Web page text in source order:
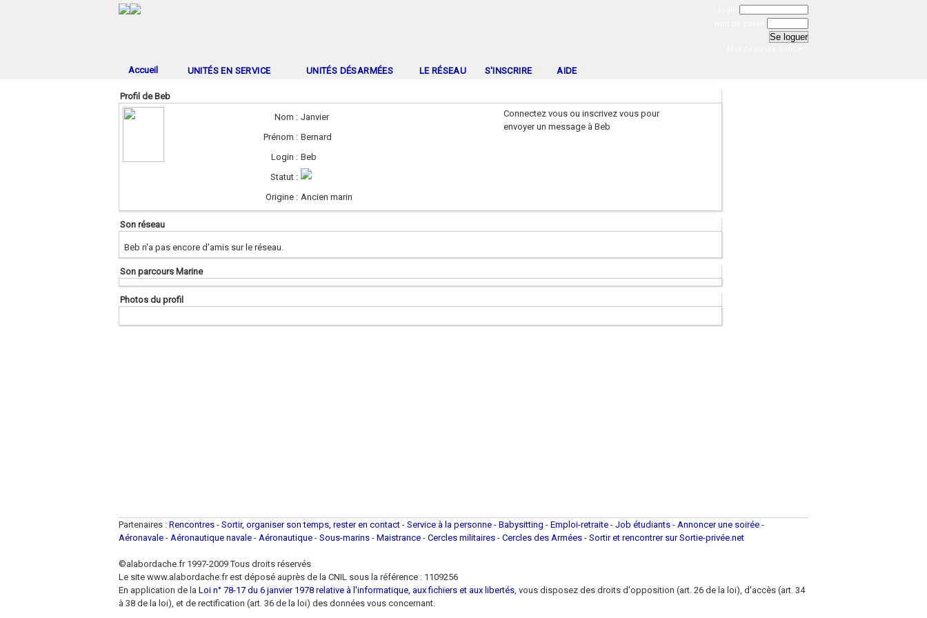
Accueil UNITÉS EN SERVICE UNITÉS DÉSARMÉES LE RÉSEAU S'INSCRIRE AIDE
Profil de Beb
Nom : Janvier
Prénom : Bernard
Login : Beb
Statut :
Origine : Ancien marin
Connectez vous ou inscrivez vous pour
envoyer un message à Beb
Son réseau
Beb n'a pas encore d'amis sur le réseau.
Son parcours Marine
Photos du profil
Partenaires : Rencontres - Sortir, organiser son temps, rester en contact - Service à la personne - Babysitting - Emploi-retraite - Job étudiants - Annoncer une soirée -
Aéronavale - Aéronautique navale - Aéronautique - Sous-marins - Maistrance - Cercles militaires - Cercles des Armées - Sortir et rencontrer sur Sortie-privée.net
©alabordache.fr 1997-2009 Tous droits réservés
Le site www.alabordache.fr est déposé auprès de la CNIL sous la référence : 1109256
En application de la Loi n° 78-17 du 6 janvier 1978 relative à l'informatique, aux fichiers et aux libertés, vous disposez des droits d'opposition (art. 26 de la loi), d'accès (art. 34
à 38 de la loi), et de rectification (art. 36 de la loi) des données vous concernant.